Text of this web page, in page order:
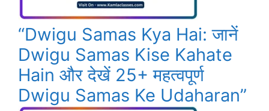
“Dwigu Samas Kya Hai: जानें
Dwigu Samas Kise Kahate
Hain और देखें 25+ महत्वपूर्ण
Dwigu Samas Ke Udaharan”